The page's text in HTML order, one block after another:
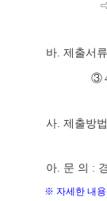
바. 제출서류
③
사. 제출방법
아. 문 의 :
※ 자세한 내